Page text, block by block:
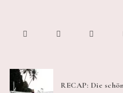
RECAP: Die